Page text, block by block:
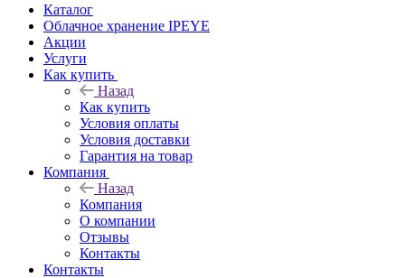
Каталог
Облачное хранение IPEYE
Акции
Услуги
Как купить
Назад
Как купить
Условия оплаты
Условия доставки
Гарантия на товар
Компания
Назад
Компания
О компании
Отзывы
Контакты
Контакты